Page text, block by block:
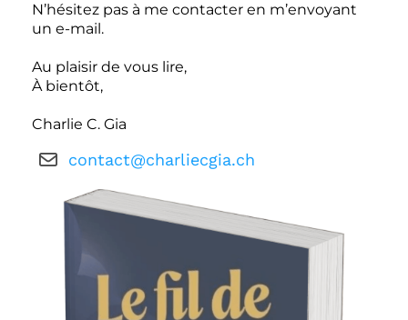
N’hésitez pas à me contacter en m’envoyant
un e-mail.
Au plaisir de vous lire,
À bientôt,
Charlie C. Gia
contact@charliecgia.ch